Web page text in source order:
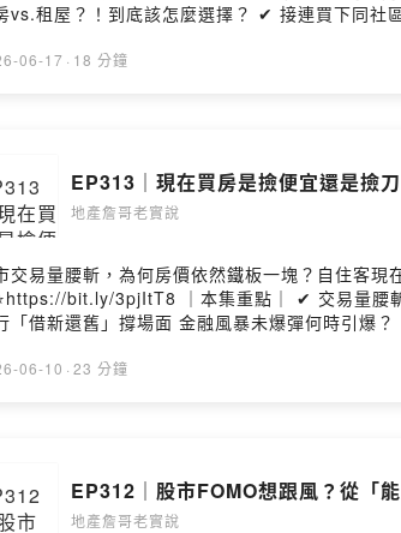
租屋？！到底該怎麼選擇？ ✔ 接連買下同社區之後！未來
bit.ly/3hsSI5o ⭐每週三更新上架 --Hosting
06-17 · 18 分鐘
EP313｜現在買房是撿便宜還是撿
地產詹哥老實說
交易量腰斬，為何房價依然鐵板一塊？自住客
｜本集重點｜ ✔ 交易量腰斬 房價卻還是很硬？ ✔ 房子賣不掉也絕不降價？揭密房市流動性危機 ✔ 現在進場重災區 自住客還能撿漏嗎？ ✔
借新還舊」撐場面 金融風暴未爆彈何時引爆？ ✔ 下半年面臨選舉 政策利多能否
bit.ly/3hsSI5o ⭐每週三更新上架 --Hosting
06-10 · 23 分鐘
EP312｜股市FOMO想跟風？從「
地產詹哥老實說